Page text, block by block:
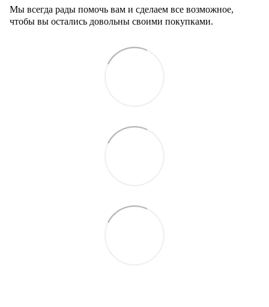
Мы всегда рады помочь вам и сделаем все возможное,
чтобы вы остались довольны своими покупками.